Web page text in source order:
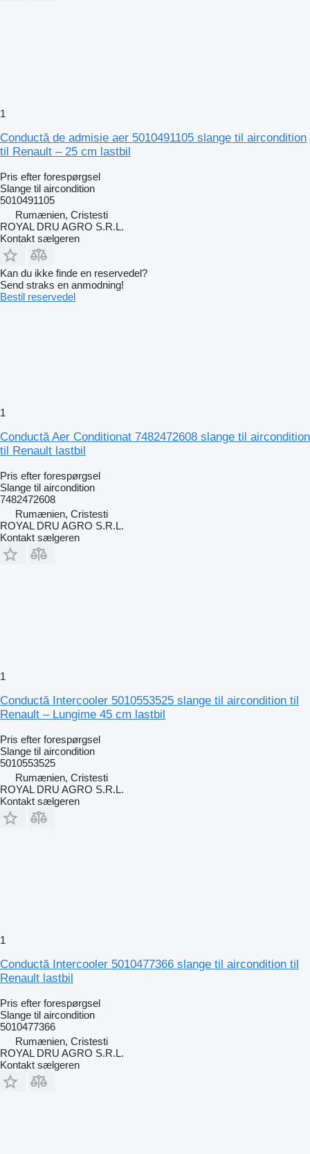
1
Conductă de admisie aer 5010491105 slange til aircondition
til Renault – 25 cm lastbil
Pris efter forespørgsel
Slange til aircondition
5010491105
Rumænien, Cristesti
ROYAL DRU AGRO S.R.L.
Kontakt sælgeren
Kan du ikke finde en reservedel?
Send straks en anmodning!
Bestil reservedel
1
Conductă Aer Conditionat 7482472608 slange til aircondition
til Renault lastbil
Pris efter forespørgsel
Slange til aircondition
7482472608
Rumænien, Cristesti
ROYAL DRU AGRO S.R.L.
Kontakt sælgeren
1
Conductă Intercooler 5010553525 slange til aircondition til
Renault – Lungime 45 cm lastbil
Pris efter forespørgsel
Slange til aircondition
5010553525
Rumænien, Cristesti
ROYAL DRU AGRO S.R.L.
Kontakt sælgeren
1
Conductă Intercooler 5010477366 slange til aircondition til
Renault lastbil
Pris efter forespørgsel
Slange til aircondition
5010477366
Rumænien, Cristesti
ROYAL DRU AGRO S.R.L.
Kontakt sælgeren